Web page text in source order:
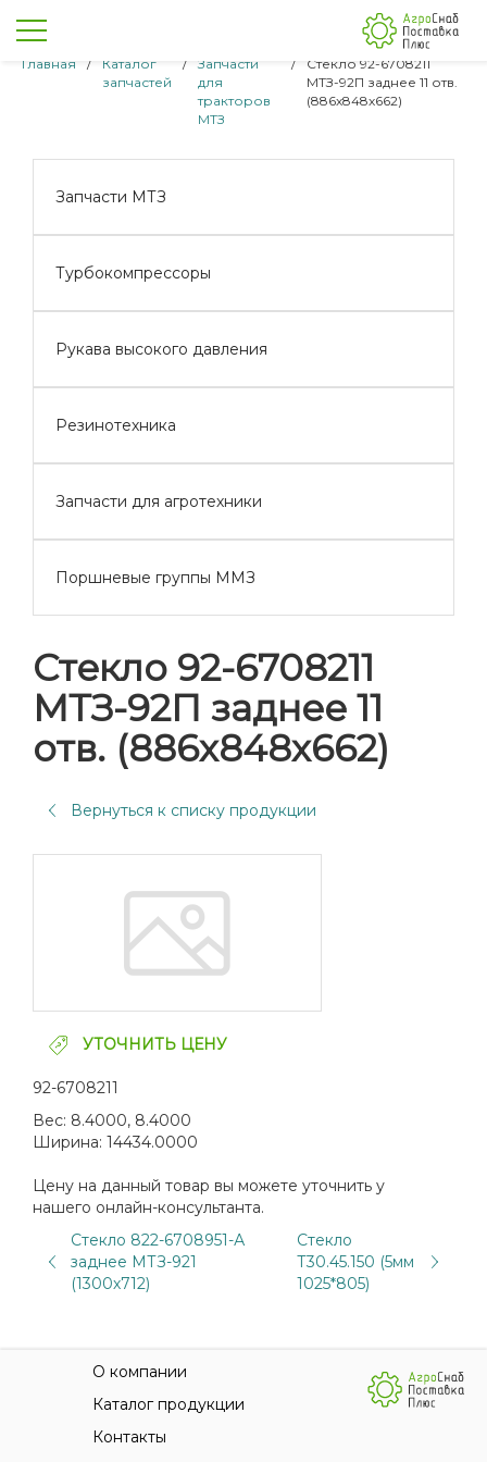
Главная /
Каталог
запчастей
/
Запчасти
для
тракторов
МТЗ
/
Стекло 92-6708211
МТЗ-92П заднее 11 отв.
(886х848х662)
Запчасти МТЗ
Турбокомпрессоры
Рукава высокого давления
Резинотехника
Запчасти для агротехники
Поршневые группы ММЗ
Стекло 92-6708211
МТЗ-92П заднее 11
отв. (886х848х662)
Вернуться к списку продукции
УТОЧНИТЬ ЦЕНУ
92-6708211
Вес: 8.4000, 8.4000
Ширина: 14434.0000
Цену на данный товар вы можете уточнить у
нашего онлайн-консультанта.
Стекло 822-6708951-А
заднее МТЗ-921
(1300х712)
Стекло
Т30.45.150 (5мм
1025*805)
О компании
Каталог продукции
Контакты